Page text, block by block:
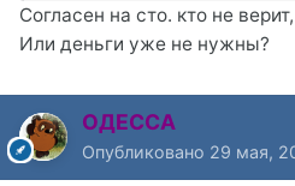
Согласен на сто. кто не верит,
Или деньги уже не нужны?
ОДЕССА
Опубликовано 29 мая,